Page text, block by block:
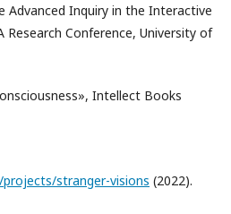
Advanced Inquiry in the Interactive
Conference, University of
Intellect Books
stranger-visions (2022).